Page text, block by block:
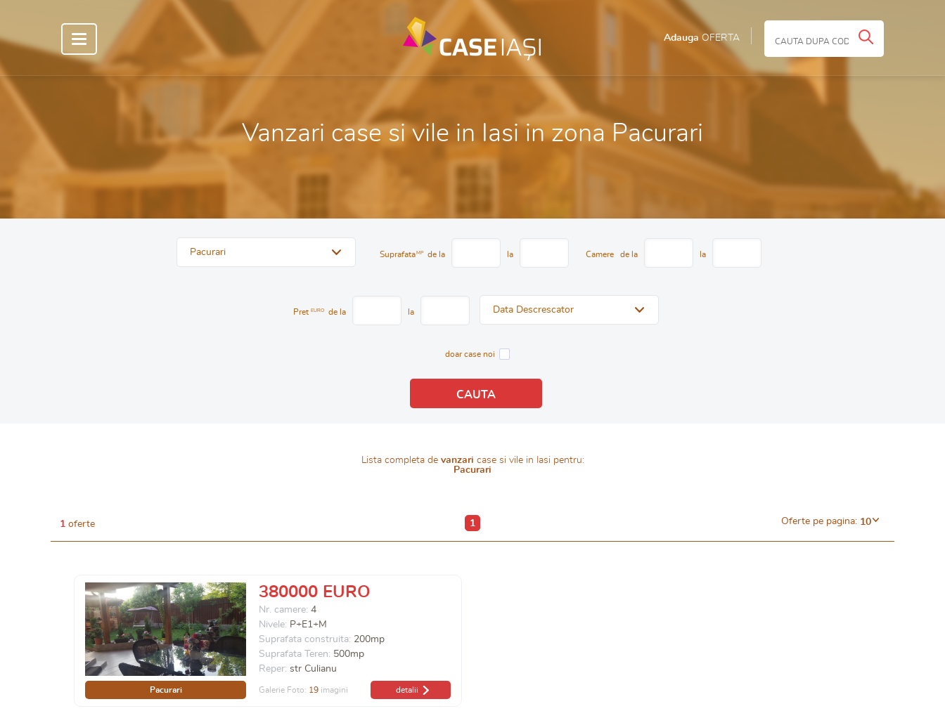
Adauga OFERTA
Vanzari case si vile in Iasi in zona Pacurari
Pacurari Suprafata MP de la la Camere de la la
Pret EURO de la la Data Descrescator
doar case noi
Lista completa de vanzari case si vile in Iasi pentru:
Pacurari
1 oferte 1 Oferte pe pagina: 10
380000 EURO
Nr. camere: 4
Nivele: P+E1+M
Suprafata construita: 200mp
Suprafata Teren: 500mp
Reper: str Culianu
Pacurari Galerie Foto: 19 imagini detalii